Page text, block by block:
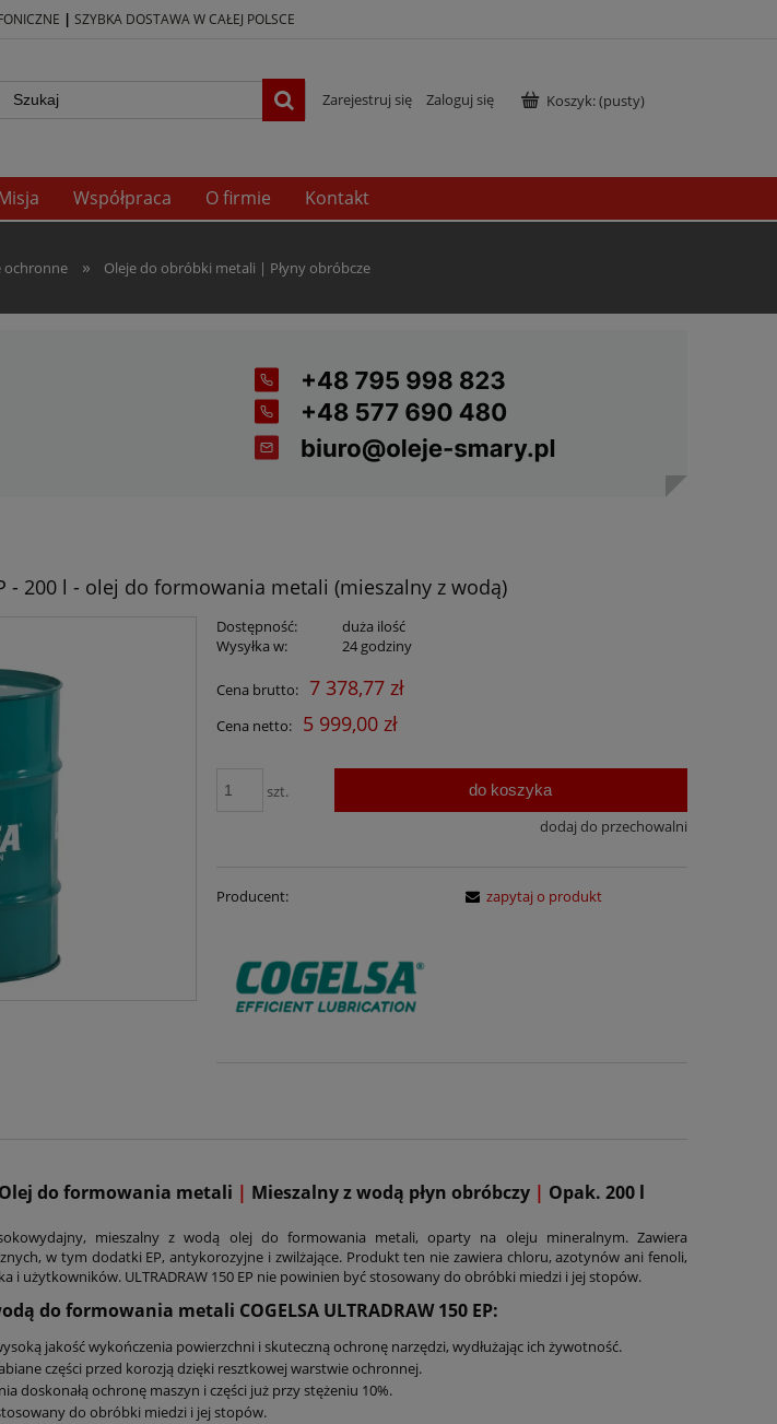
| SZYBKA DOSTAWA W CAŁEJ POLSCE
Koszyk:(pusty)
Zarejestruj się Zaloguj się
Współpraca O firmie Kontakt
ochronne » Oleje do obróbki metali | Płyny obróbcze
- 200 l - olej do formowania metali (mieszalny z wodą)
Dostępność:
duża ilość
Wysyłka w:
24 godziny
Cena brutto: 7 378,77 zł
Cena netto: 5 999,00 zł
szt. do koszyka
dodaj do przechowalni
Producent: zapytaj o produkt
Olej do formowania metali | Mieszalny z wodą płyn obróbczy | Opak. 200 l
mieszalny z wodą olej do formowania metali, oparty na oleju mineralnym. Zawiera
w tym dodatki EP, antykorozyjne i zwilżające. Produkt ten nie zawiera chloru, azotynów ani fenoli,
i użytkowników. ULTRADRAW 150 EP nie powinien być stosowany do obróbki miedzi i jej stopów.
do formowania metali COGELSA ULTRADRAW 150 EP:
jakość wykończenia powierzchni i skuteczną ochronę narzędzi, wydłużając ich żywotność.
części przed korozją dzięki resztkowej warstwie ochronnej.
doskonałą ochronę maszyn i części już przy stężeniu 10%.
do obróbki miedzi i jej stopów.